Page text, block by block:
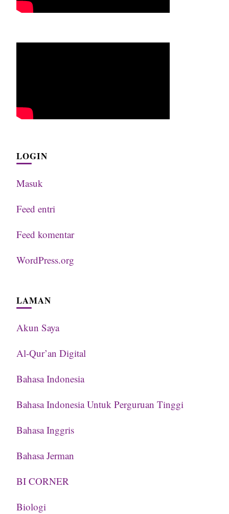
LOGIN
Masuk
Feed entri
Feed komentar
WordPress.org
LAMAN
Akun Saya
Al-Qur’an Digital
Bahasa Indonesia
Bahasa Indonesia Untuk Perguruan Tinggi
Bahasa Inggris
Bahasa Jerman
BI CORNER
Biologi